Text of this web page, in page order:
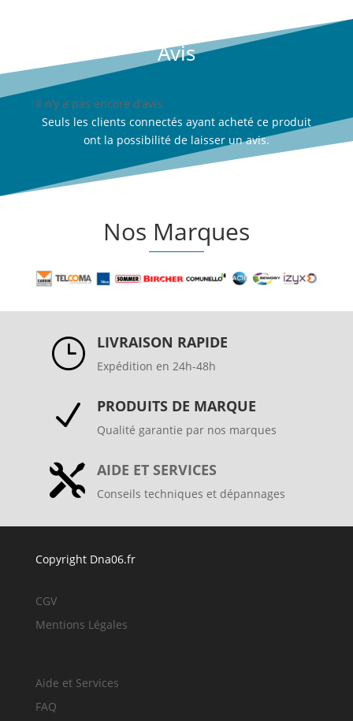
Avis
Il n’y a pas encore d’avis.
Seuls les clients connectés ayant acheté ce produit
ont la possibilité de laisser un avis.
Nos Marques
} LIVRAISON RAPIDE
Expédition en 24h-48h
N PRODUITS DE MARQUE
Qualité garantie par nos marques
 AIDE ET SERVICES
Conseils techniques et dépannages
Copyright Dna06.fr
CGV
Mentions Légales
Aide et Services
FAQ